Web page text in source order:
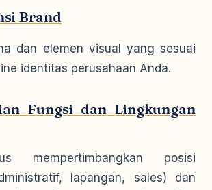
Brand
dan elemen visual yang sesuai
identitas perusahaan Anda.
Fungsi dan Lingkungan
mempertimbangkan posisi
lapangan, sales) dan